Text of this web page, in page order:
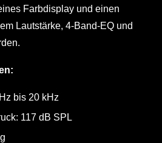
Farbdisplay und einen
Lautstärke, 4-Band-EQ und
bis 20 kHz
117 dB SPL